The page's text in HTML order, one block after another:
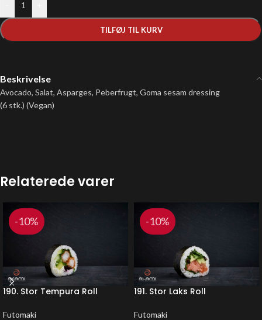
TILFØJ TIL KURV
Beskrivelse
Avocado, Salat, Asparges, Peberfrugt, Goma sesam dressing
(6 stk.) (Vegan)
Relaterede varer
-10%
190. Stor Tempura Roll
Futomaki
-10%
191. Stor Laks Roll
Futomaki